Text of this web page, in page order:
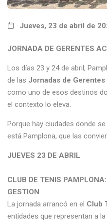
Jueves, 23 de abril de
JORNADA DE GERENTES
Los días 23 y 24 de abril,
de las Jornadas de Gerentes
como uno de esos destinos
el contexto lo eleva.
Porque hay ciudades donde
está Pamplona, que las
JUEVES 23 DE ABRIL
CLUB DE TENIS
GESTION
La jornada arrancó en el Club
entidades que representan a